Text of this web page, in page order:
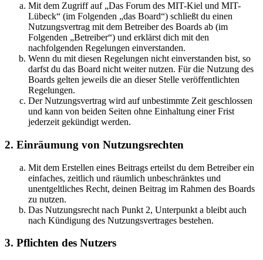
Mit dem Zugriff auf „Das Forum des MIT-Kiel und MIT-
Lübeck“ (im Folgenden „das Board“) schließt du einen
Nutzungsvertrag mit dem Betreiber des Boards ab (im
Folgenden „Betreiber“) und erklärst dich mit den
nachfolgenden Regelungen einverstanden.
Wenn du mit diesen Regelungen nicht einverstanden bist, so
darfst du das Board nicht weiter nutzen. Für die Nutzung des
Boards gelten jeweils die an dieser Stelle veröffentlichten
Regelungen.
Der Nutzungsvertrag wird auf unbestimmte Zeit geschlossen
und kann von beiden Seiten ohne Einhaltung einer Frist
jederzeit gekündigt werden.
2. Einräumung von Nutzungsrechten
Mit dem Erstellen eines Beitrags erteilst du dem Betreiber ein
einfaches, zeitlich und räumlich unbeschränktes und
unentgeltliches Recht, deinen Beitrag im Rahmen des Boards
zu nutzen.
Das Nutzungsrecht nach Punkt 2, Unterpunkt a bleibt auch
nach Kündigung des Nutzungsvertrages bestehen.
3. Pflichten des Nutzers